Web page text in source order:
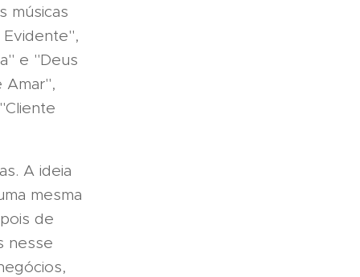
músicas
Evidente",
e "Deus
Amar",
A ideia
mesma
de
nesse